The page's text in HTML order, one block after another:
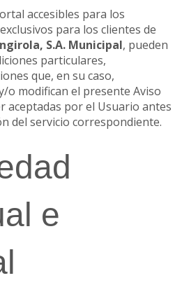
accesibles para los
para los clientes de
S.A. Municipal, pueden
particulares,
que, en su caso,
o modifican el presente Aviso
aceptadas por el Usuario antes
del servicio correspondiente.
e